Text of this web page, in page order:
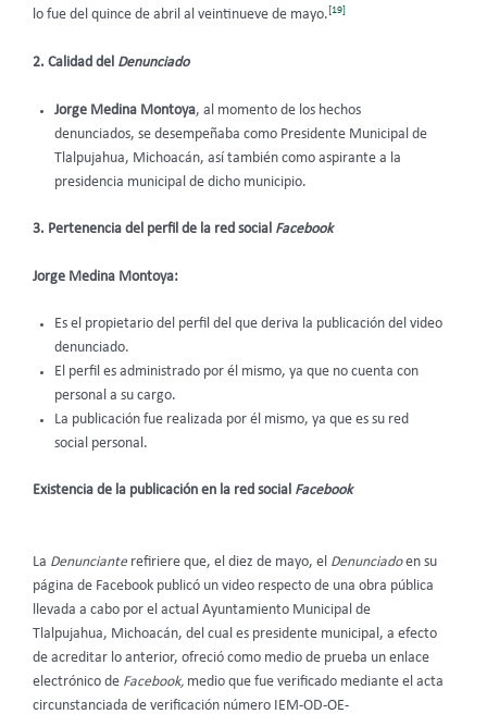
lo fue del quince de abril al veintinueve de mayo.[19]
2. Calidad del Denunciado
Jorge Medina Montoya, al momento de los hechos
denunciados, se desempeñaba como Presidente Municipal de
Tlalpujahua, Michoacán, así también como aspirante a la
presidencia municipal de dicho municipio.
3. Pertenencia del perfil de la red social Facebook
Jorge Medina Montoya:
Es el propietario del perfil del que deriva la publicación del video
denunciado.
El perfil es administrado por él mismo, ya que no cuenta con
personal a su cargo.
La publicación fue realizada por él mismo, ya que es su red
social personal.
Existencia de la publicación en la red social Facebook
La Denuncianterefiriere que, el diez de mayo, el Denunciadoen su
página de Facebook publicó un video respecto de una obra pública
llevada a cabo por el actual Ayuntamiento Municipal de
Tlalpujahua, Michoacán, del cual es presidente municipal, a efecto
de acreditar lo anterior, ofreció como medio de prueba un enlace
electrónico de Facebook, medio que fue verificado mediante el acta
circunstanciada de verificación número IEM-OD-OE-